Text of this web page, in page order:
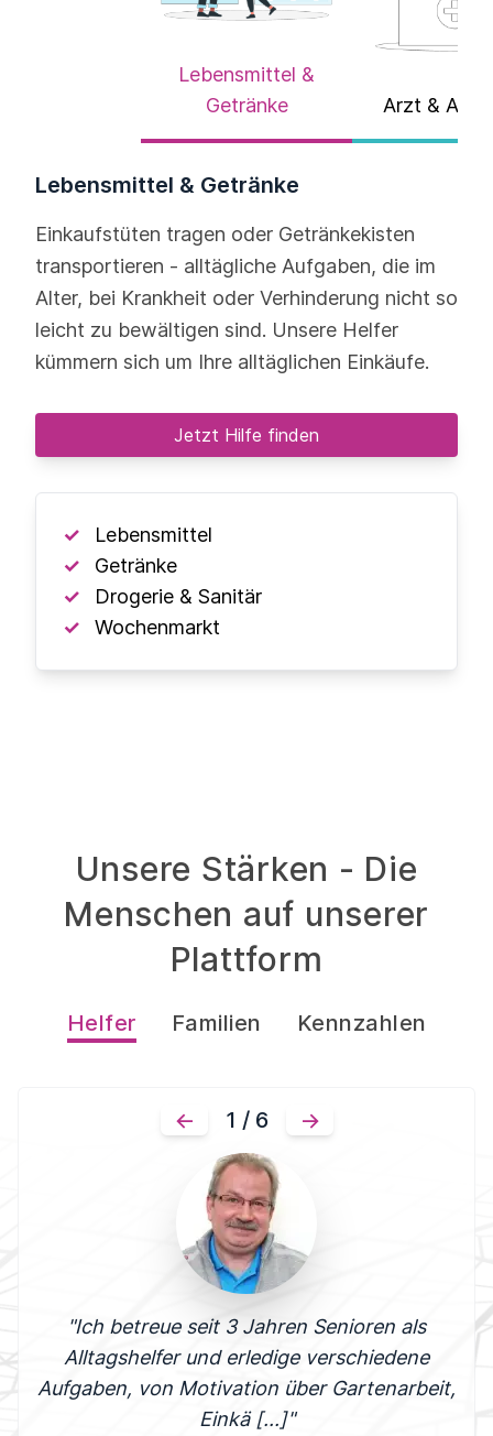
Lebensmittel &
Getränke
Arzt &
Lebensmittel & Getränke
Einkaufstüten tragen oder Getränkekisten
transportieren - alltägliche Aufgaben, die im
Alter, bei Krankheit oder Verhinderung nicht so
leicht zu bewältigen sind. Unsere Helfer
kümmern sich um Ihre alltäglichen Einkäufe.
Jetzt Hilfe finden
Lebensmittel
Getränke
Drogerie & Sanitär
Wochenmarkt
Unsere Stärken - Die
Menschen auf unserer
Plattform
Helfer Familien Kennzahlen
← 1 / 6 →
"Ich betreue seit 3 Jahren Senioren als
Alltagshelfer und erledige verschiedene
Aufgaben, von Motivation über Gartenarbeit,
Einkä [...]"